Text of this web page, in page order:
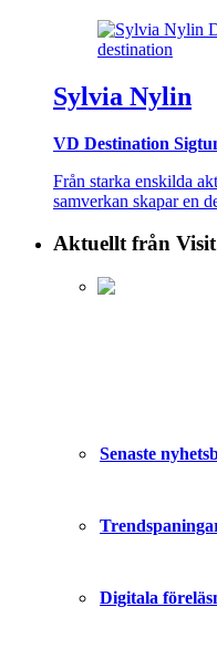
Sylvia Nylin
VD Destination
Från starka enskilda
samverkan skapar en
Aktuellt från Visit
Senaste
Digitala